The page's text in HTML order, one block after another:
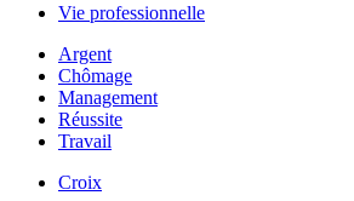
Vie professionnelle
Argent
Chômage
Management
Réussite
Travail
Croix